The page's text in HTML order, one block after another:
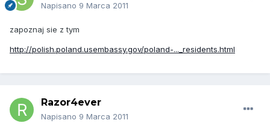
Napisano 9 Marca 2011
zapoznaj sie z tym
http://polish.poland.usembassy.gov/poland-..._residents.html
Razor4ever
Napisano 9 Marca 2011